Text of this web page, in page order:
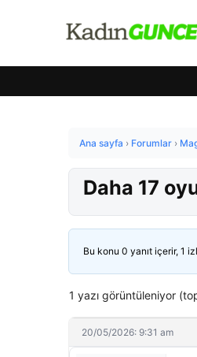
Ana sayfa › Forumlar ›
Daha 17
Bu konu 0 yanıt içerir, 1
1 yazı görüntüleniyor
20/05/2026: 9:31 am